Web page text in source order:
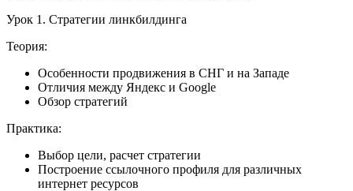
Урок 1. Стратегии линкбилдинга
Теория:
Особенности продвижения в СНГ и на Западе
Отличия между Яндекс и Google
Обзор стратегий
Практика:
Выбор цели, расчет стратегии
Построение ссылочного профиля для различных
интернет ресурсов